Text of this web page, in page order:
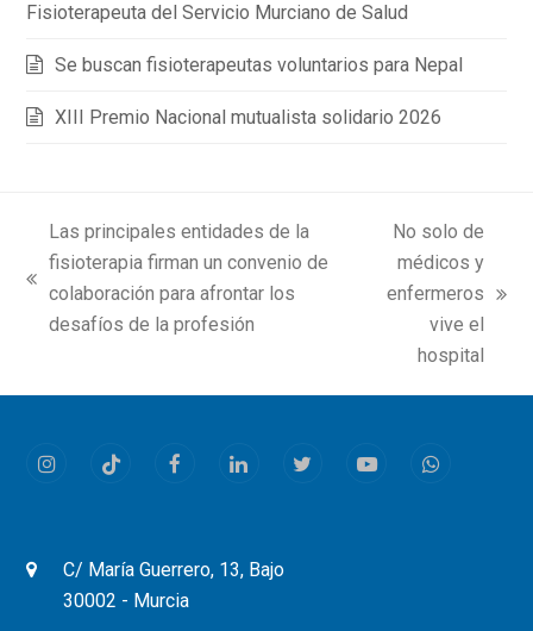
Fisioterapeuta del Servicio Murciano de Salud
Se buscan fisioterapeutas voluntarios para Nepal
XIII Premio Nacional mutualista solidario 2026
previous
post:
Las principales entidades de la
fisioterapia firman un convenio de
colaboración para afrontar los
desafíos de la profesión
next
No solo de
médicos y
enfermeros
vive el
hospital
InstagramTiktok FacebookLinkedInTwitterYoutubeWhatsapp
C/ María Guerrero, 13, Bajo
30002 - Murcia